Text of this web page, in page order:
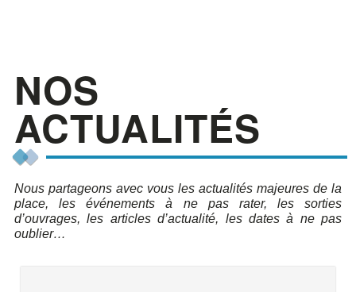
NOS
ACTUALITÉS
Nous partageons avec vous les actualités majeures de la
place, les événements à ne pas rater, les sorties
d’ouvrages, les articles d’actualité, les dates à ne pas
oublier…